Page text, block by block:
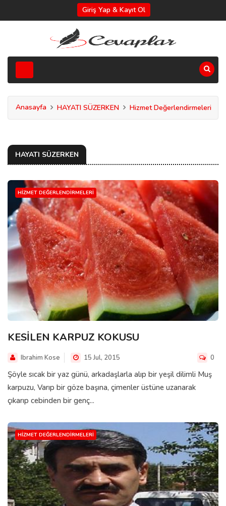
Giriş Yap & Kayıt Ol
Anasayfa HAYATI SÜZERKEN Hizmet Değerlendirmeleri
HAYATI SÜZERKEN
HIZMET DEĞERLENDIRMELERI
KESİLEN KARPUZ KOKUSU
Ibrahim Kose 15 Jul, 2015 0
Şöyle sıcak bir yaz günü, arkadaşlarla alıp bir yeşil dilimli Muş
karpuzu, Varıp bir göze başına, çimenler üstüne uzanarak
çıkarıp cebinden bir genç...
HIZMET DEĞERLENDIRMELERI